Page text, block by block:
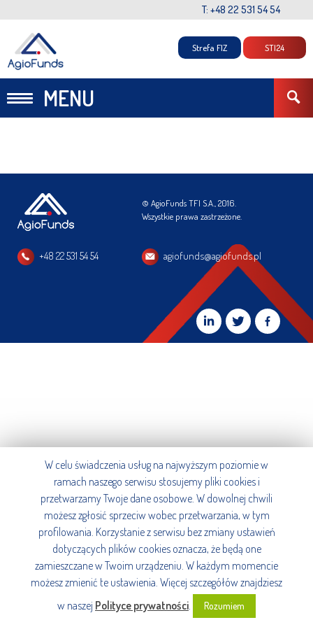
T: +48 22 531 54 54
MENU
Strefa FIZ STI24
© AgioFunds TFI S.A., 2016.
Wszystkie prawa zastrzeżone.
+48 22 531 54 54 agiofunds@agiofunds.pl
W celu świadczenia usług na najwyższym poziomie w
ramach naszego serwisu stosujemy pliki cookies i
przetwarzamy Twoje dane osobowe. W dowolnej chwili
możesz zgłosić sprzeciw wobec przetwarzania, w tym
profilowania. Korzystanie z serwisu bez zmiany ustawień
dotyczących plików cookies oznacza, że będą one
zamieszczane w Twoim urządzeniu. W każdym momencie
możesz zmienić te ustawienia. Więcej szczegółów znajdziesz
w naszej Polityce prywatności. Rozumiem